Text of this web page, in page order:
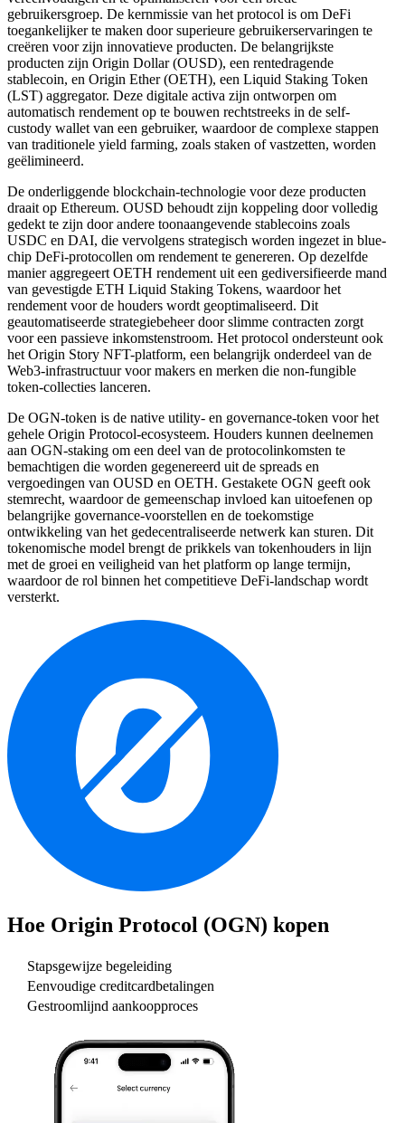
gebruikersgroep. De kernmissie van het protocol is om DeFi
toegankelijker te maken door superieure gebruikerservaringen te
creëren voor zijn innovatieve producten. De belangrijkste
producten zijn Origin Dollar (OUSD), een rentedragende
stablecoin, en Origin Ether (OETH), een Liquid Staking Token
(LST) aggregator. Deze digitale activa zijn ontworpen om
automatisch rendement op te bouwen rechtstreeks in de self-
custody wallet van een gebruiker, waardoor de complexe stappen
van traditionele yield farming, zoals staken of vastzetten, worden
geëlimineerd.
De onderliggende blockchain-technologie voor deze producten
draait op Ethereum. OUSD behoudt zijn koppeling door volledig
gedekt te zijn door andere toonaangevende stablecoins zoals
USDC en DAI, die vervolgens strategisch worden ingezet in blue-
chip DeFi-protocollen om rendement te genereren. Op dezelfde
manier aggregeert OETH rendement uit een gediversifieerde mand
van gevestigde ETH Liquid Staking Tokens, waardoor het
rendement voor de houders wordt geoptimaliseerd. Dit
geautomatiseerde strategiebeheer door slimme contracten zorgt
voor een passieve inkomstenstroom. Het protocol ondersteunt ook
het Origin Story NFT-platform, een belangrijk onderdeel van de
Web3-infrastructuur voor makers en merken die non-fungible
token-collecties lanceren.
De OGN-token is de native utility- en governance-token voor het
gehele Origin Protocol-ecosysteem. Houders kunnen deelnemen
aan OGN-staking om een deel van de protocolinkomsten te
bemachtigen die worden gegenereerd uit de spreads en
vergoedingen van OUSD en OETH. Gestakete OGN geeft ook
stemrecht, waardoor de gemeenschap invloed kan uitoefenen op
belangrijke governance-voorstellen en de toekomstige
ontwikkeling van het gedecentraliseerde netwerk kan sturen. Dit
tokenomische model brengt de prikkels van tokenhouders in lijn
met de groei en veiligheid van het platform op lange termijn,
waardoor de rol binnen het competitieve DeFi-landschap wordt
versterkt.
Hoe Origin Protocol (OGN) kopen
Stapsgewijze begeleiding
Eenvoudige creditcardbetalingen
Gestroomlijnd aankoopproces